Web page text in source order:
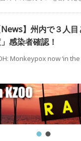
News】州内で３人
感染者確認！
Monkeypox now ‘in the